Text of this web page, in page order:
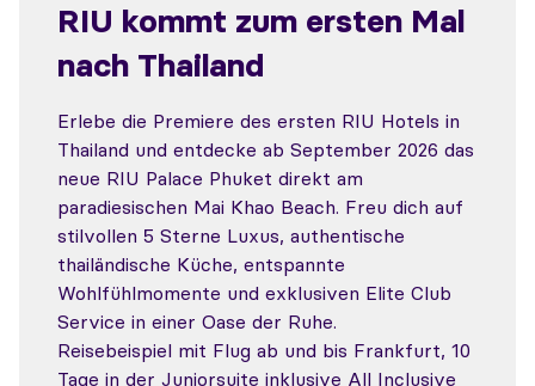
RIU kommt zum ersten Mal
nach Thailand
Erlebe die Premiere des ersten RIU Hotels in
Thailand und entdecke ab September 2026 das
neue RIU Palace Phuket direkt am
paradiesischen Mai Khao Beach. Freu dich auf
stilvollen 5 Sterne Luxus, authentische
thailändische Küche, entspannte
Wohlfühlmomente und exklusiven Elite Club
Service in einer Oase der Ruhe.
Reisebeispiel mit Flug ab und bis Frankfurt, 10
Tage in der Juniorsuite inklusive All Inclusive